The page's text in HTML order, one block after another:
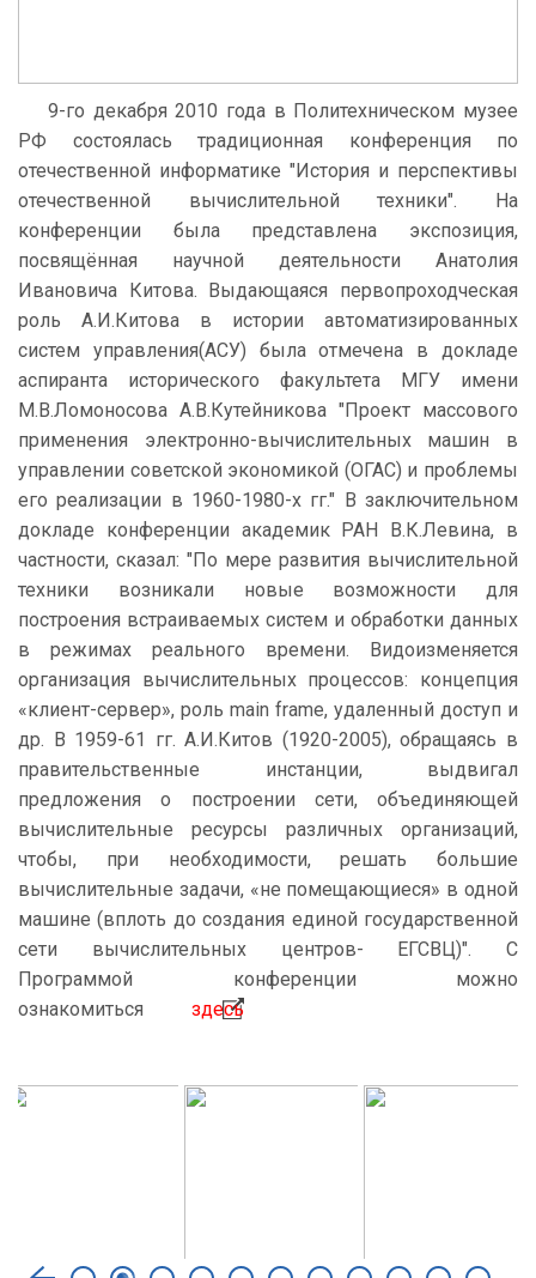
9-го декабря 2010 года в Политехническом музее
РФ состоялась традиционная конференция по
отечественной информатике "История и перспективы
отечественной вычислительной техники". На
конференции была представлена экспозиция,
посвящённая научной деятельности Анатолия
Ивановича Китова. Выдающаяся первопроходческая
роль А.И.Китова в истории автоматизированных
систем управления(АСУ) была отмечена в докладе
аспиранта исторического факультета МГУ имени
М.В.Ломоносова А.В.Кутейникова "Проект массового
применения электронно-вычислительных машин в
управлении советской экономикой (ОГАС) и проблемы
его реализации в 1960-1980-х гг." В заключительном
докладе конференции академик РАН В.К.Левина, в
частности, сказал: "По мере развития вычислительной
техники возникали новые возможности для
построения встраиваемых систем и обработки данных
в режимах реального времени. Видоизменяется
организация вычислительных процессов: концепция
«клиент-сервер», роль main frame, удаленный доступ и
др. В 1959-61 гг. А.И.Китов (1920-2005), обращаясь в
правительственные инстанции, выдвигал
предложения о построении сети, объединяющей
вычислительные ресурсы различных организаций,
чтобы, при необходимости, решать большие
вычислительные задачи, «не помещающиеся» в одной
машине (вплоть до создания единой государственной
сети вычислительных центров- ЕГСВЦ)". С
Программой конференции можно
ознакомиться
здесь